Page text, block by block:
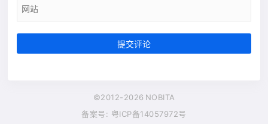
提交评论
©2012-2026 NOBITA
备案号: 粤ICP备14057972号